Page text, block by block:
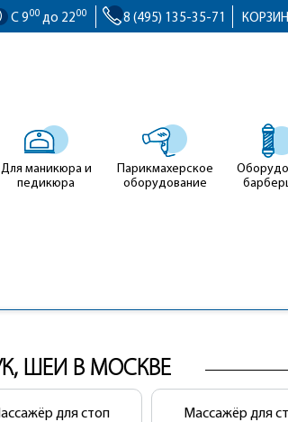
С 900 до 2200 8 (495) 135-35-71
Для маникюра и
педикюра
Парикмахерское
оборудование
ШЕИ В МОСКВЕ
для стоп
Массажёр для